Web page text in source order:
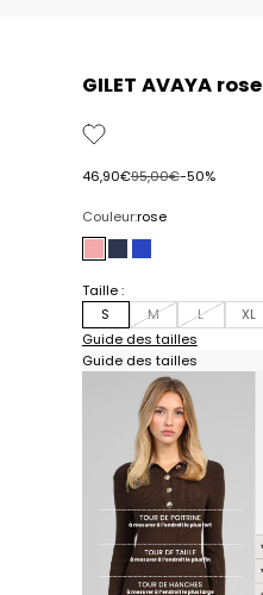
GILET AVAYA rose
Prix de vente
46,90€Prix normal
95,00€-50%
Couleur:rose
rosebleuelectrique
Taille :
S
M L
XL
Guide des tailles
Guide des tailles